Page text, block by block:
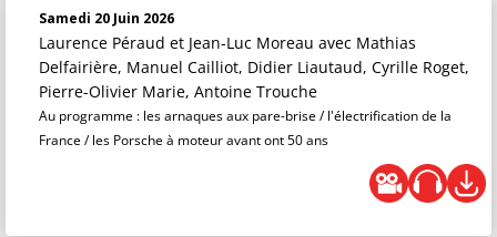
Samedi 20 Juin 2026
Laurence Péraud et Jean-Luc Moreau avec Mathias
Delfairière, Manuel Cailliot, Didier Liautaud, Cyrille Roget,
Pierre-Olivier Marie, Antoine Trouche
Au programme : les arnaques aux pare-brise / l'électrification de la
France / les Porsche à moteur avant ont 50 ans